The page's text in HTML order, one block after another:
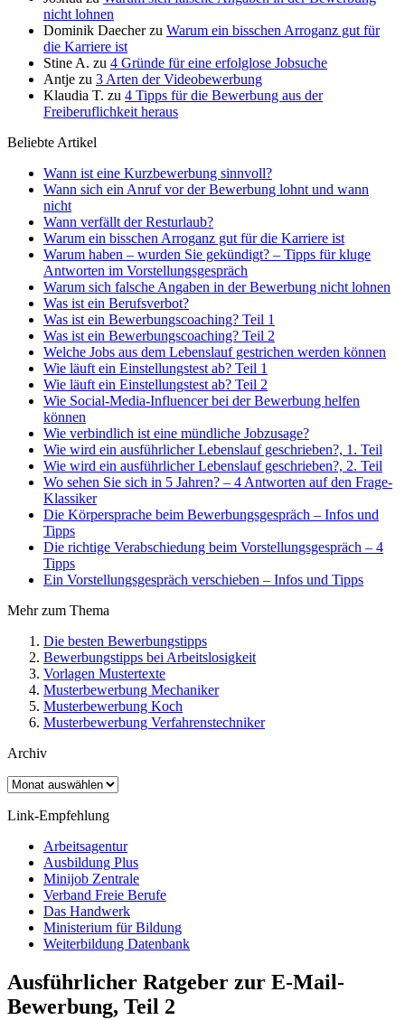
nicht lohnen
Dominik Daecherzu Warum ein bisschen Arroganz gut für
die Karriere ist
Stine A. zu 4 Gründe für eine erfolglose Jobsuche
Antje zu 3 Arten der Videobewerbung
Klaudia T. zu 4 Tipps für die Bewerbung aus der
Freiberuflichkeit heraus
Beliebte Artikel
Wann ist eine Kurzbewerbung sinnvoll?
Wann sich ein Anruf vor der Bewerbung lohnt und wann
nicht
Wann verfällt der Resturlaub?
Warum ein bisschen Arroganz gut für die Karriere ist
Warum haben – wurden Sie gekündigt? – Tipps für kluge
Antworten im Vorstellungsgespräch
Warum sich falsche Angaben in der Bewerbung nicht lohnen
Was ist ein Berufsverbot?
Was ist ein Bewerbungscoaching? Teil 1
Was ist ein Bewerbungscoaching? Teil 2
Welche Jobs aus dem Lebenslauf gestrichen werden können
Wie läuft ein Einstellungstest ab? Teil 1
Wie läuft ein Einstellungstest ab? Teil 2
Wie Social-Media-Influencer bei der Bewerbung helfen
können
Wie verbindlich ist eine mündliche Jobzusage?
Wie wird ein ausführlicher Lebenslauf geschrieben?, 1. Teil
Wie wird ein ausführlicher Lebenslauf geschrieben?, 2. Teil
Wo sehen Sie sich in 5 Jahren? – 4 Antworten auf den Frage-
Klassiker
Die Körpersprache beim Bewerbungsgespräch – Infos und
Tipps
Die richtige Verabschiedung beim Vorstellungsgespräch – 4
Tipps
Ein Vorstellungsgespräch verschieben – Infos und Tipps
Mehr zum Thema
Die besten Bewerbungstipps
Bewerbungstipps bei Arbeitslosigkeit
Vorlagen Mustertexte
Musterbewerbung Mechaniker
Musterbewerbung Koch
Musterbewerbung Verfahrenstechniker
Archiv
Archiv
Link-Empfehlung
Arbeitsagentur
Ausbildung Plus
Minijob Zentrale
Verband Freie Berufe
Das Handwerk
Ministerium für Bildung
Weiterbildung Datenbank
Ausführlicher Ratgeber zur E-Mail-
Bewerbung, Teil 2